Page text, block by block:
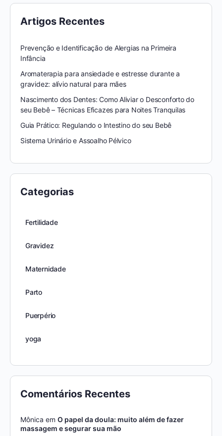
Artigos Recentes
Prevenção e Identificação de Alergias na Primeira
Infância
Aromaterapia para ansiedade e estresse durante a
gravidez: alívio natural para mães
Nascimento dos Dentes: Como Aliviar o Desconforto do
seu Bebê – Técnicas Eficazes para Noites Tranquilas
Guia Prático: Regulando o Intestino do seu Bebê
Sistema Urinário e Assoalho Pélvico
Categorias
Fertilidade
Gravidez
Maternidade
Parto
Puerpério
yoga
Comentários Recentes
Mônica em O papel da doula: muito além de fazer
massagem e segurar sua mão